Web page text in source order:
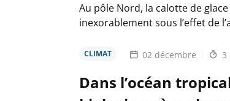
Au pôle Nord, la calotte de
inexorablement sous l’effet de
CLIMAT 02 décembre 3
Dans l’océan